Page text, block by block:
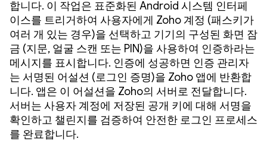
합니다. 이 작업은 표준화된 Android 시스템 인터페
이스를 트리거하여 사용자에게 Zoho 계정 (패스키가
여러 개 있는 경우)을 선택하고 기기의 구성된 화면 잠
금 (지문, 얼굴 스캔 또는 PIN)을 사용하여 인증하라는
메시지를 표시합니다. 인증에 성공하면 인증 관리자
는 서명된 어설션 (로그인 증명)을 Zoho 앱에 반환합
니다. 앱은 이 어설션을 Zoho의 서버로 전달합니다.
서버는 사용자 계정에 저장된 공개 키에 대해 서명을
확인하고 챌린지를 검증하여 안전한 로그인 프로세스
를 완료합니다.